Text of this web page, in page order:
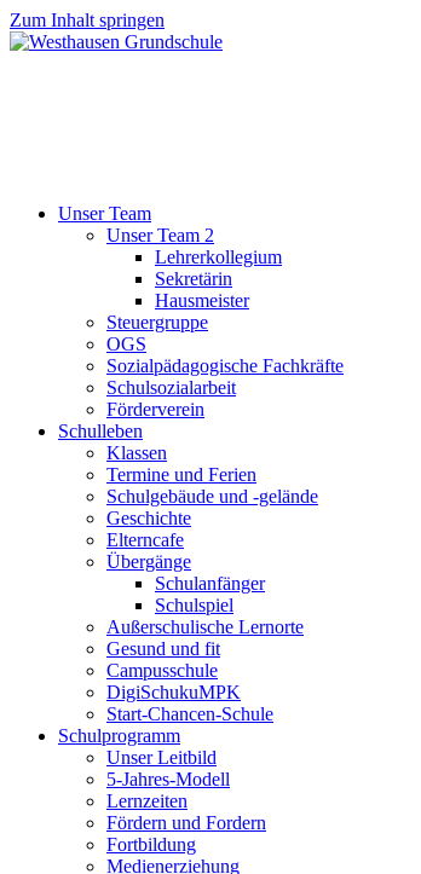
Zum Inhalt springen
Unser Team
Unser Team 2
Lehrerkollegium
Sekretärin
Hausmeister
Steuergruppe
OGS
Sozialpädagogische Fachkräfte
Schulsozialarbeit
Förderverein
Schulleben
Klassen
Termine und Ferien
Schulgebäude und -gelände
Geschichte
Elterncafe
Übergänge
Schulanfänger
Schulspiel
Außerschulische Lernorte
Gesund und fit
Campusschule
DigiSchukuMPK
Start-Chancen-Schule
Schulprogramm
Unser Leitbild
5-Jahres-Modell
Lernzeiten
Fördern und Fordern
Fortbildung
Medienerziehung